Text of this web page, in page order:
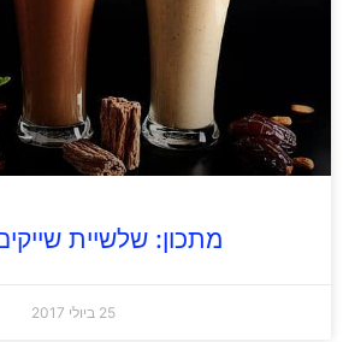
מתכון: שלשיית
25 ביולי 2017